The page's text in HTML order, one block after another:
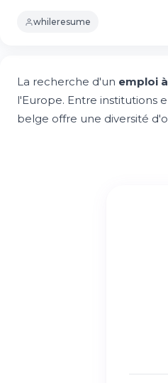
whileresume
La recherche d'un emploi
l'Europe. Entre institutions
belge offre une diversité